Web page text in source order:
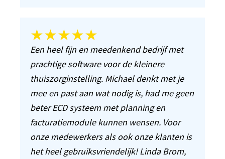
★★★★★
Een heel fijn en meedenkend bedrijf met
prachtige software voor de kleinere
thuiszorginstelling. Michael denkt met je
mee en past aan wat nodig is, had me geen
beter ECD systeem met planning en
facturatiemodule kunnen wensen. Voor
onze medewerkers als ook onze klanten is
het heel gebruiksvriendelijk! Linda Brom,